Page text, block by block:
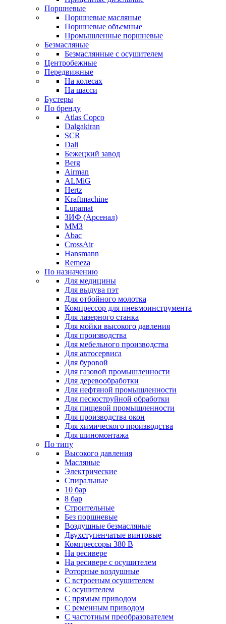
Поршневые
Поршневые масляные
Поршневые объемные
Промышленные поршневые
Безмасляные
Безмаслянные с осушителем
Центробежные
Передвижные
На колесах
На шасси
Бустеры
По бренду
Atlas Copco
Dalgakiran
SCR
Dali
Бежецкий завод
Berg
Airman
ALMiG
Hertz
Kraftmachine
Lupamat
ЗИФ (Арсенал)
ММЗ
Abac
CrossAir
Hansmann
Remeza
По назначению
Для медицины
Для выдува пэт
Для отбойного молотка
Компрессор для пневмоинструмента
Для лазерного станка
Для мойки высокого давления
Для производства
Для мебельного производства
Для автосервиса
Для буровой
Для газовой промышленности
Для деревообработки
Для нефтяной промышленности
Для пескоструйной обработки
Для пищевой промышленности
Для производства окон
Для химического производства
Для шиномонтажа
По типу
Высокого давления
Масляные
Электрические
Спиральные
10 бар
8 бар
Cтроительные
Без поршневые
Воздушные безмасляные
Двухступенчатые винтовые
Компрессоры 380 В
На ресивере
На ресивере с осушителем
Роторные воздушные
С встроеным осушителем
С осушителем
С прямым приводом
С ременным приводом
С частотным преобразователем